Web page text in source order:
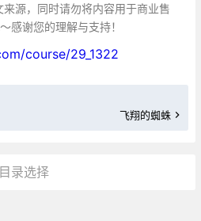
源，同时请勿将内容用于商业售
感谢您的理解与支持！
course/29_1322
飞翔的蜘蛛
目录选择